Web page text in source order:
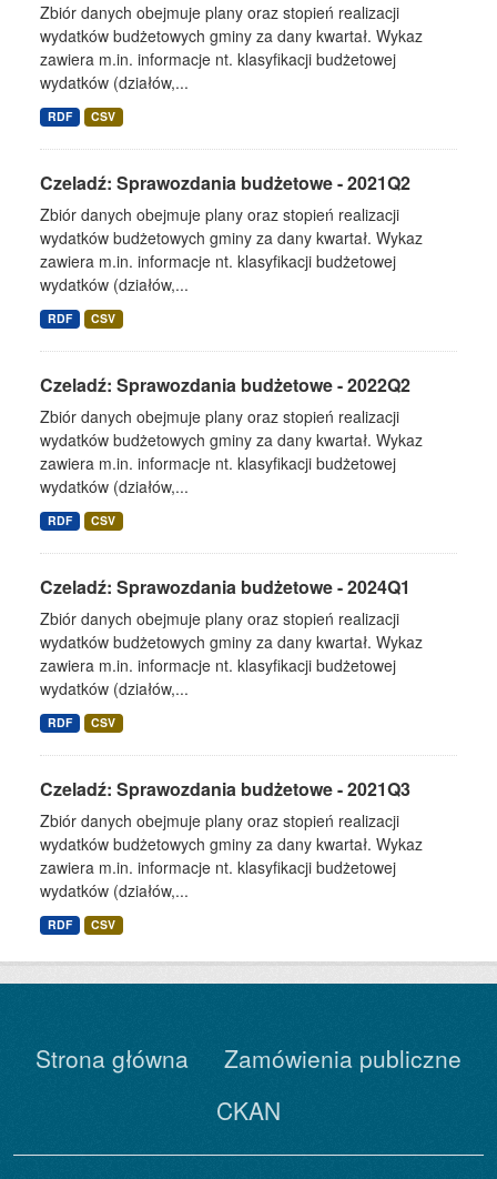
Zbiór danych obejmuje plany oraz stopień realizacji
wydatków budżetowych gminy za dany kwartał. Wykaz
zawiera m.in. informacje nt. klasyfikacji budżetowej
wydatków (działów,...
RDF CSV
Czeladź: Sprawozdania budżetowe - 2021Q2
Zbiór danych obejmuje plany oraz stopień realizacji
wydatków budżetowych gminy za dany kwartał. Wykaz
zawiera m.in. informacje nt. klasyfikacji budżetowej
wydatków (działów,...
RDF CSV
Czeladź: Sprawozdania budżetowe - 2022Q2
Zbiór danych obejmuje plany oraz stopień realizacji
wydatków budżetowych gminy za dany kwartał. Wykaz
zawiera m.in. informacje nt. klasyfikacji budżetowej
wydatków (działów,...
RDF CSV
Czeladź: Sprawozdania budżetowe - 2024Q1
Zbiór danych obejmuje plany oraz stopień realizacji
wydatków budżetowych gminy za dany kwartał. Wykaz
zawiera m.in. informacje nt. klasyfikacji budżetowej
wydatków (działów,...
RDF CSV
Czeladź: Sprawozdania budżetowe - 2021Q3
Zbiór danych obejmuje plany oraz stopień realizacji
wydatków budżetowych gminy za dany kwartał. Wykaz
zawiera m.in. informacje nt. klasyfikacji budżetowej
wydatków (działów,...
RDF CSV
Strona główna
Zamówienia publiczne
CKAN